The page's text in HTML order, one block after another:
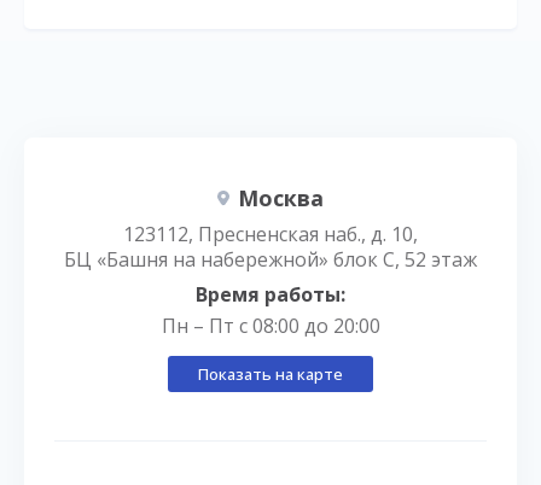
Москва
123112, Пресненская наб., д. 10,
БЦ «Башня на набережной» блок С, 52 этаж
Время работы:
Пн – Пт с 08:00 до 20:00
Показать на карте